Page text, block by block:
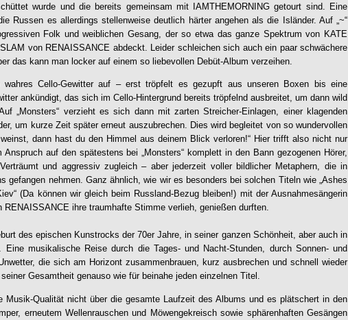
wurde und die bereits gemeinsam mit
IAMTHEMORNING getourt sind. Eine
Russen es allerdings stellenweise deutlich härter angehen als die Isländer. Auf „~“
Folk und weiblichen Gesang, der so etwa das ganze Spektrum von KATE
von RENAISSANCE abdeckt. Leider schleichen sich auch ein paar schwächere
das kann man locker auf einem so liebevollen Debüt-Album verzeihen.
wahres Cello-Gewitter auf – erst tröpfelt es gezupft aus unseren Boxen bis eine
ankündigt, das sich im Cello-Hintergrund bereits tröpfelnd ausbreitet, um dann wild
„Monsters“ verzieht es sich dann mit zarten Streicher-Einlagen, einer klagenden
um kurze Zeit später erneut auszubrechen. Dies wird begleitet von so wundervollen
dann hast du den Himmel aus deinem Blick verloren!“ Hier trifft also nicht nur
auf den spätestens bei „Monsters“ komplett in den Bann gezogenen Hörer,
und aggressiv zugleich – aber jederzeit voller bildlicher Metaphern, die in
gefangen nehmen. Ganz ähnlich, wie wir es besonders bei solchen Titeln wie „Ashes
(Da können wir gleich beim Russland-Bezug bleiben!) mit der Ausnahmesängerin
ihre traumhafte Stimme verlieh, genießen durften.
des epischen Kunstrocks der 70er Jahre, in seiner ganzen Schönheit, aber auch in
Eine musikalische Reise durch die Tages- und Nacht-Stunden, durch Sonnen- und
die sich am Horizont zusammenbrauen, kurz ausbrechen und schnell wieder
Gesamtheit genauso wie für beinahe jeden einzelnen Titel.
Musik-Qualität nicht über die gesamte Laufzeit des Albums und es plätschert in den
erneutem Wellenrauschen und Möwengekreisch sowie sphärenhaften Gesängen